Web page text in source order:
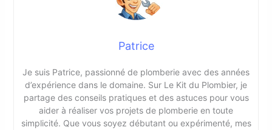
Patrice
Je suis Patrice, passionné de plomberie avec des années
d’expérience dans le domaine. Sur Le Kit du Plombier, je
partage des conseils pratiques et des astuces pour vous
aider à réaliser vos projets de plomberie en toute
simplicité. Que vous soyez débutant ou expérimenté, mes